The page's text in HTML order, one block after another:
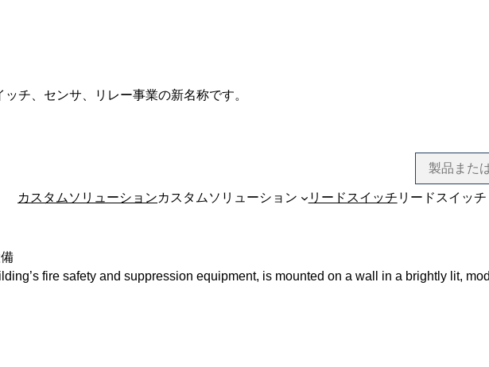
チ、センサ、リレー事業の新名称です。
カスタムソリューションカスタムソリューション リードスイッチ リードスイッチ